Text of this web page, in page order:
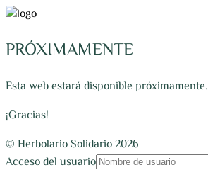
PRÓXIMAMENTE
Esta web estará disponible próximamente.
¡Gracias!
© Herbolario Solidario 2026
Acceso del usuario